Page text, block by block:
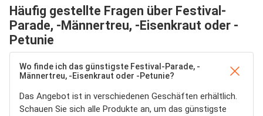
Häufig gestellte Fragen über Festival-
Parade, -Männertreu, -Eisenkraut oder -
Petunie
Wo finde ich das günstigste Festival-Parade, -
Männertreu, -Eisenkraut oder -Petunie?
Das Angebot ist in verschiedenen Geschäften erhältlich.
Schauen Sie sich alle Produkte an, um das günstigste